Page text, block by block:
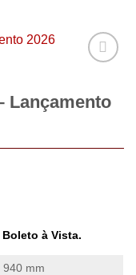
Lançamento
à Vista.
940 mm